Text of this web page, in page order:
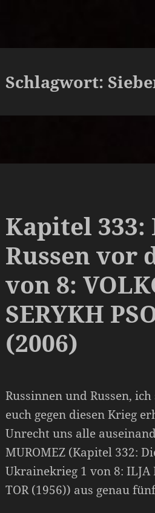
Schlagwort:
Kapitel
Russen vor
von 8:
SERYKH
(2006)
Russinnen und Russen,
euch gegen diesen Krieg
Unrecht uns alle
MUROMEZ (Kapitel 332:
Ukrainekrieg 1 von 8: ILJA
TOR (1956)) aus genau